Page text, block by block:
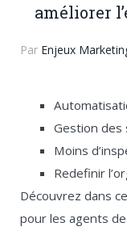
améliorer
Par Enjeux
Gestion des
Moins
Redefinir
Découvrez dans
pour les agents